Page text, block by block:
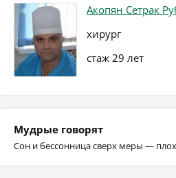
Акопян Сетрак
хирург
стаж 29 лет
Мудрые говорят
Сон и бессонница сверх меры —